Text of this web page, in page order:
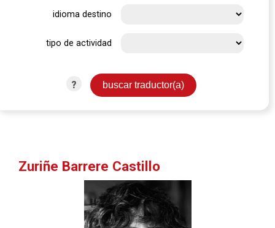
idioma destino
tipo de actividad
?
Zuriñe Barrere Castillo